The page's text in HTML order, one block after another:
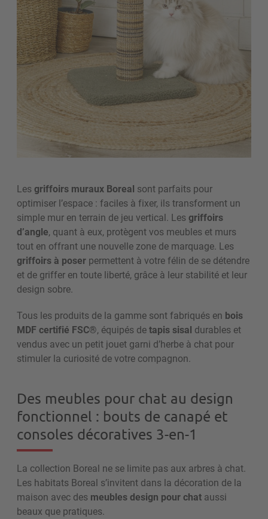
Lesgriffoirs muraux Boreal sont parfaits pour
optimiser l’espace : faciles à fixer, ils transforment un
simple mur en terrain de jeu vertical. Lesgriffoirs
d’angle, quant à eux, protègent vos meubles et murs
tout en offrant une nouvelle zone de marquage. Les
griffoirs à poser permettent à votre félin de se détendre
et de griffer en toute liberté, grâce à leur stabilité et leur
design sobre.
Tous les produits de la gamme sont fabriqués en bois
MDF certifié FSC®, équipés detapis sisal durables et
vendus avec un petit jouet garni d’herbe à chat pour
stimuler la curiosité de votre compagnon.
Des meubles pour chat au design
fonctionnel : bouts de canapé et
consoles décoratives 3-en-1
La collection Boreal ne se limite pas aux arbres à chat.
Les habitats Boreal s’invitent dans la décoration de la
maison avec des meubles design pour chat aussi
beaux que pratiques.